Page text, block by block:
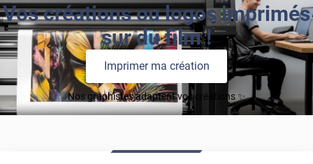
Vos créations ou logos imprimés
sur du film !
Imprimer ma création
Nos graphistes adaptent vos créations ✨